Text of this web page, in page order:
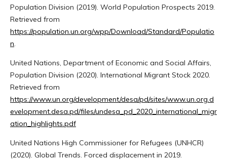
Population Division (2019). World Population Prospects 2019.
Retrieved from
https://population.un.org/wpp/Download/Standard/Populatio
n.
United Nations, Department of Economic and Social Affairs,
Population Division (2020). International Migrant Stock 2020.
Retrieved from
https://www.un.org/development/desa/pd/sites/www.un.org.d
evelopment.desa.pd/files/undesa_pd_2020_international_migr
ation_highlights.pdf
United Nations High Commissioner for Refugees (UNHCR)
(2020). Global Trends. Forced displacement in 2019.